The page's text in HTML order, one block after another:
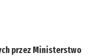
przez Ministerstwo